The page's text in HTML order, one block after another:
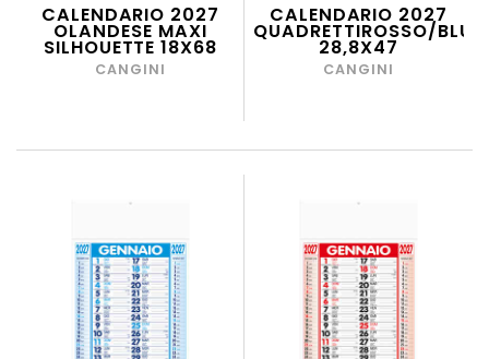
CALENDARIO 2027
OLANDESE MAXI
SILHOUETTE 18X68
CANGINI
CALENDARIO 2027
QUADRETTIROSSO/BLU
28,8X47
CANGINI